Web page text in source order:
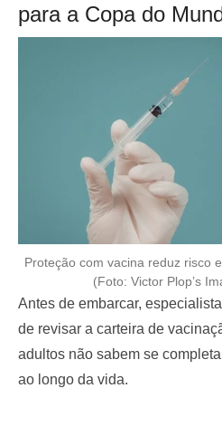
para a Copa do
Proteção com vacina reduz risco
(Foto: Victor Plop’s
Antes de embarcar,
de revisar a carteira de
adultos não sabem se
ao longo da vida.